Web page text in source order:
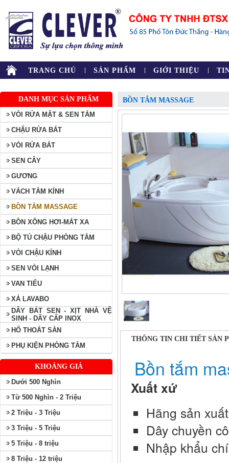
TRANG CHỦ SẢN PHẨM GIỚI THIỆU
DANH MỤC SẢN PHẨM
VÒI RỬA MẶT & SEN TẮM
CHẬU RỬA BÁT
VÒI RỬA BÁT
SEN CÂY
GƯƠNG
VÁCH TẮM KÍNH
BỒN TẮM MASSAGE
BỒN XÔNG HƠI-MÁT XA
BỘ TỦ CHẬU PHÒNG TẮM
VÒI CHẬU KÍNH
SEN VÒI LẠNH
VAN TIỂU
XẢ LAVABO
DÂY BÁT SEN - XỊT NHÀ VỆ
SINH - DÂY CẤP INOX
HỐ THOÁT SÀN
PHỤ KIỆN PHÒNG TẮM
KHOẢNG GIÁ
Dưới 500 Nghìn
Từ 500 Nghìn - 2 Triệu
2 Triệu - 3 Triệu
3 Triệu - 5 Triệu
5 Triệu - 8 triệu
8 Triệu - 12 triệu
BỒN TẮM MASSAGE
THÔNG TIN CHI TIẾT SẢN
Bồn tắm
Xuất xứ
Hãng sản
Dây chuyền
Nhập khẩu